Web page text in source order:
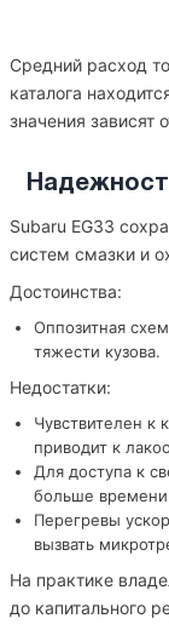
Средний расход
каталога
значения зависят
Subaru EG33
систем смазки и
Достоинства:
Оппозитная
тяжести кузова.
Недостатки:
Чувствителен к
приводит к
Для доступа к
больше времени
Перегревы
вызвать
На практике
до капитального